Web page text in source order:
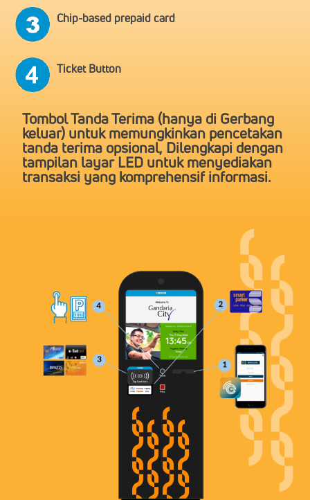
Chip-based prepaid card
Ticket Button
Tombol Tanda Terima (hanya di Gerbang
keluar) untuk memungkinkan pencetakan
tanda terima opsional, Dilengkapi dengan
tampilan layar LED untuk menyediakan
transaksi yang komprehensif informasi.